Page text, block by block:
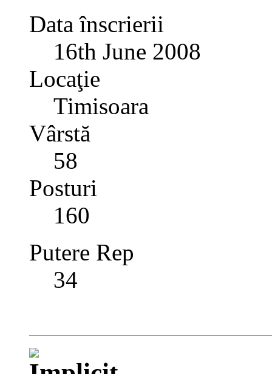
Data înscrierii
16th June 2008
Locaţie
Timisoara
Vârstă
58
Posturi
160
Putere Rep
34